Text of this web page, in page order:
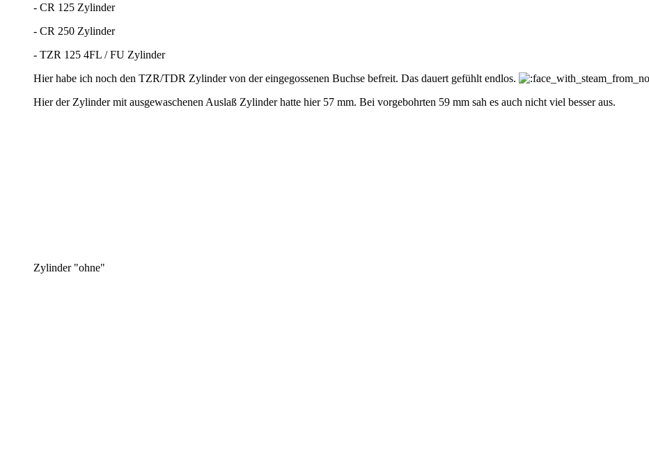
- CR 125 Zylinder
- CR 250 Zylinder
- TZR 125 4FL / FU Zylinder
Hier habe ich noch den TZR/TDR Zylinder von der eingegossenen Buchse befreit. Das dauert gefühlt endlos.
Hier der Zylinder mit ausgewaschenen Auslaß Zylinder hatte hier 57 mm. Bei vorgebohrten 59 mm sah es auch nicht viel besser aus.
Zylinder "ohne"